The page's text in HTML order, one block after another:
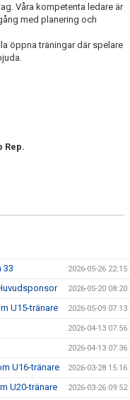
Våra kompetenta ledare är
med planering och
öppna träningar där spelare
Rep.
33 2026-05-26 22:15
2026-05-20 08:20
U15-tränare 2026-05-09 07:13
2026-04-13 07:56
2026-04-13 07:36
U16-tränare 2026-03-28 15:16
U20-tränare 2026-03-26 09:52